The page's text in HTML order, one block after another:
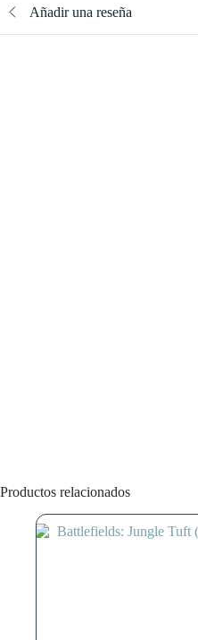
Añadir una reseña
Productos relacionados